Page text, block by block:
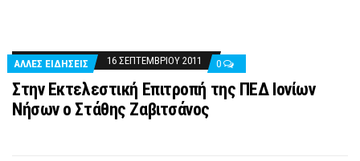
ΑΛΛΕΣ ΕΙΔΗΣΕΙΣ 16 ΣΕΠΤΕΜΒΡΊΟΥ 2011 0
Στην Εκτελεστική Επιτροπή της ΠΕΔ Ιονίων
Νήσων ο Στάθης Ζαβιτσάνος